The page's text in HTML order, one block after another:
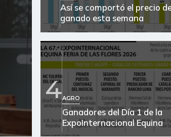
Azúcar morena
Azúcar refinada
Banano criollo
Bola de brazo de res
Bola de pierna de res
Brazo sin hueso de cerdo
Así se comportó el precio
ganado esta semana
4AGRO
Ganadores del Día 1 de la
ExpoInternacional Equina